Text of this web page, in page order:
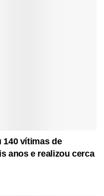
140 vítimas de
anos e realizou cerca